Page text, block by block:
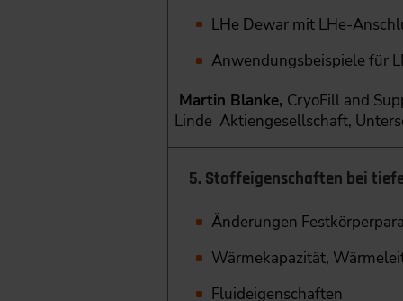
LHe Dewar mit LHe-
Anwendungsbeispiele für
Martin Blanke, CryoFill and
Linde Aktiengesellschaft,
5. Stoffeigenschaften bei
Änderungen
Wärmekapazität,
Fluideigenschaften